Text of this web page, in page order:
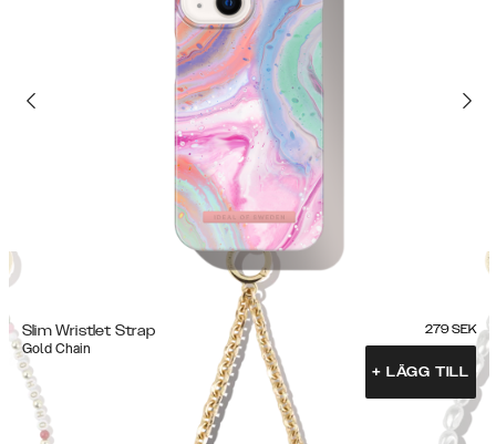
Slim Wristlet Strap
Gold Chain
279 SEK
+ LÄGG TILL